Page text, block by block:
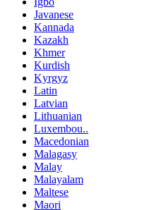
Javanese
Kannada
Kazakh
Khmer
Kurdish
Kyrgyz
Latin
Latvian
Lithuanian
Luxembou..
Macedonian
Malagasy
Malay
Malayalam
Maltese
Maori